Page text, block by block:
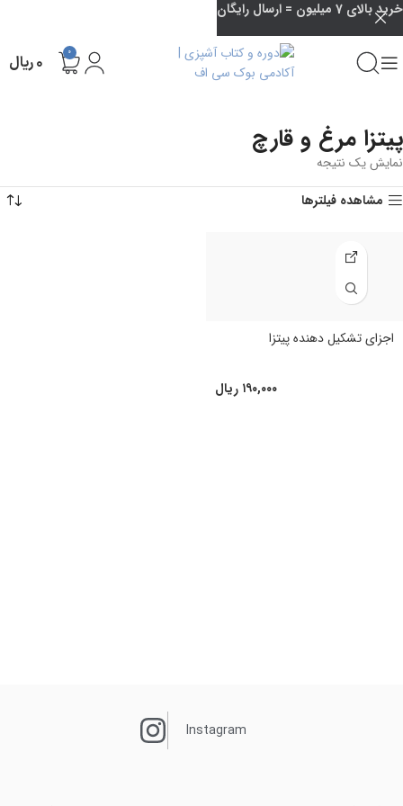
0 ۰ریال
پیتزا مرغ و قارچ
نمایش یک نتیجه
مشاهده فیلترها
اجزای تشکیل دهنده پیتزا
۱۹۰,۰۰۰ ریال
Instagram
خرید بالای 7 میلیون = ارسال رایگان